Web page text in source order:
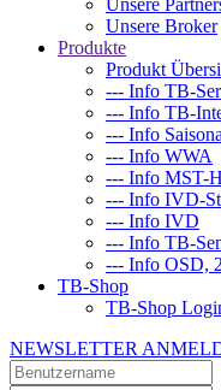
Unsere
Unsere Broker
Produkte
Produkt
--- Info TB-
--- Info TB-
--- Info
--- Info WWA
--- Info MST-
--- Info IVD-
--- Info IVD
--- Info TB-
--- Info OSD,
TB-Shop
TB-Shop
NEWSLETTER